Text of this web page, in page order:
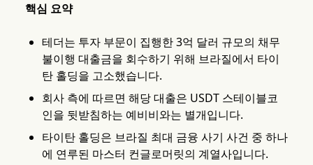
핵심 요약
테더는 투자 부문이 집행한 3억 달러 규모의 채무
불이행 대출금을 회수하기 위해 브라질에서 타이
탄 홀딩을 고소했습니다.
회사 측에 따르면 해당 대출은 USDT 스테이블코
인을 뒷받침하는 예비비와는 별개입니다.
타이탄 홀딩은 브라질 최대 금융 사기 사건 중 하나
에 연루된 마스터 컨글로머릿의 계열사입니다.